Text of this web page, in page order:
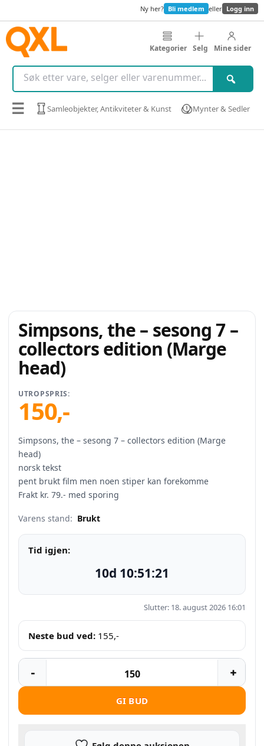
Ny her? Bli medlem eller Logg inn
Kategorier Selg Mine sider
☰ Samleobjekter, Antikviteter & Kunst Mynter & Sedler
Simpsons, the – sesong 7 –
collectors edition (Marge
head)
UTROPSPRIS:
150,-
Simpsons, the – sesong 7 – collectors edition (Marge
head)
norsk tekst
pent brukt film men noen stiper kan forekomme
Frakt kr. 79.- med sporing
Varens stand: Brukt
Tid igjen:
10d 10:51:20
Slutter: 18. august 2026 16:01
Neste bud ved: 155,-
GI BUD